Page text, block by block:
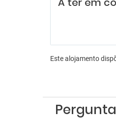
Este alojamento